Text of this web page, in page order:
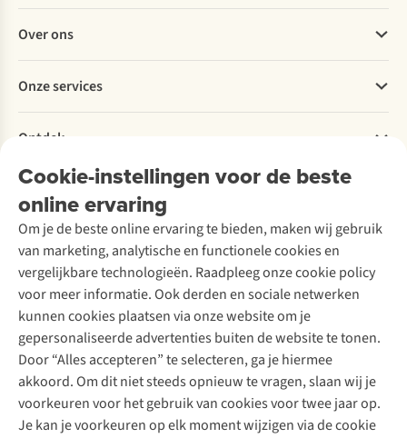
Cookie-instellingen voor de beste
online ervaring
Om je de beste online ervaring te bieden, maken wij gebruik
van marketing, analytische en functionele cookies en
vergelijkbare technologieën. Raadpleeg onze cookie policy
voor meer informatie. Ook derden en sociale netwerken
kunnen cookies plaatsen via onze website om je
gepersonaliseerde advertenties buiten de website te tonen.
Door “Alles accepteren” te selecteren, ga je hiermee
akkoord. Om dit niet steeds opnieuw te vragen, slaan wij je
voorkeuren voor het gebruik van cookies voor twee jaar op.
Je kan je voorkeuren op elk moment wijzigen via de cookie
Bestellen
Betalen
Levering
Retourneren
Bestelling herroepen
Garantie
Contact
Over ons
Explore More
Verantwoord ondernemen
Over Ayacucho
Onze winkels
Over A.S.Adventure
Toegankelijkheidsverklaring
Onze services
Ski-onderhoud
Wasservice
Schoenonderhoud
Schoenherstelling
Kledingherstelling
Retouches
Voor bedrijven
Ontdek
A.S.Magazine
Podcast
Explore Academy
Explore Camp
Gear Check
Inspiratie & advies
Meld je aan voor de nieuwsbrief
Follow us